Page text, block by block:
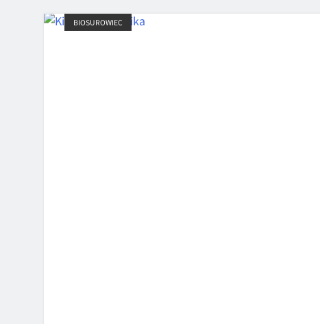
BIOSUROWIEC